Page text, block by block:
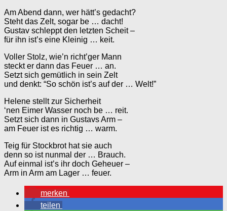
Am Abend dann, wer hätt’s gedacht?
Steht das Zelt, sogar be … dacht!
Gustav schleppt den letzten Scheit –
für ihn ist’s eine Kleinig … keit.
Voller Stolz, wie’n richt’ger Mann
steckt er dann das Feuer … an.
Setzt sich gemütlich in sein Zelt
und denkt: “So schön ist’s auf der … Welt!”
Helene stellt zur Sicherheit
‘nen Eimer Wasser noch be … reit.
Setzt sich dann in Gustavs Arm –
am Feuer ist es richtig … warm.
Teig für Stockbrot hat sie auch
denn so ist nunmal der … Brauch.
Auf einmal ist’s ihr doch Geheuer –
Arm in Arm am Lager … feuer.
merken
teilen